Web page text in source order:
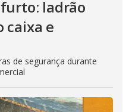
ladrão
caixa e
de segurança durante